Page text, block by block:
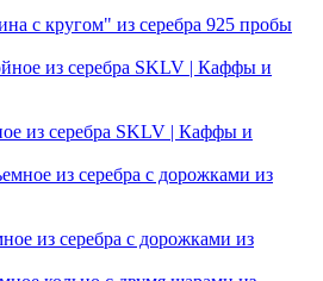
с кругом" из серебра 925 пробы
из серебра SKLV | Каффы и
из серебра с дорожками из